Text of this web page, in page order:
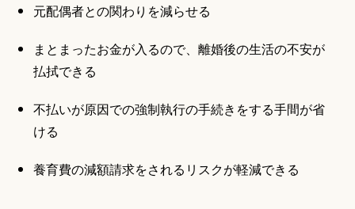
元配偶者との関わりを減らせる
まとまったお金が入るので、離婚後の生活の不安が
払拭できる
不払いが原因での強制執行の手続きをする手間が省
ける
養育費の減額請求をされるリスクが軽減できる